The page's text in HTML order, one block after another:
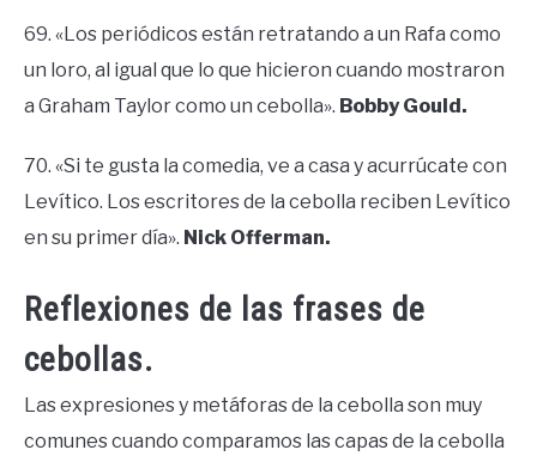
69. «Los periódicos están retratando a un Rafa como
un loro, al igual que lo que hicieron cuando mostraron
a Graham Taylor como un cebolla». Bobby Gould.
70. «Si te gusta la comedia, ve a casa y acurrúcate con
Levítico. Los escritores de la cebolla reciben Levítico
en su primer día». Nick Offerman.
Reflexiones de las frases de
cebollas.
Las expresiones y metáforas de la cebolla son muy
comunes cuando comparamos las capas de la cebolla